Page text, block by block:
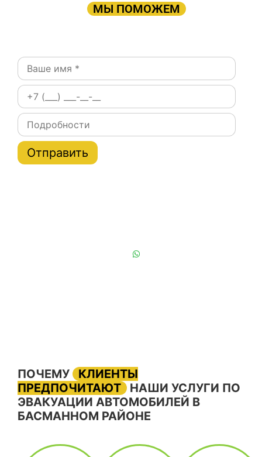
МЫ ПОМОЖЕМ
ПОЧЕМУ
КЛИЕНТЫ
ПРЕДПОЧИТАЮТ
НАШИ УСЛУГИ ПО
ЭВАКУАЦИИ АВТОМОБИЛЕЙ В
БАСМАННОМ РАЙОНЕ